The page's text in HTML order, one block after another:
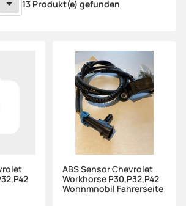
13 Produkt(e) gefunden
ABS Sensor Chevrolet
Workhorse P30,P32,P42
Wohnmnobil Fahrerseite